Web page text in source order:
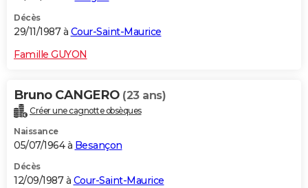
Décès
29/11/1987 à Cour-Saint-Maurice
Famille GUYON
Bruno CANGERO (23 ans)
Créer une cagnotte obsèques
Naissance
05/07/1964 à Besançon
Décès
12/09/1987 à Cour-Saint-Maurice